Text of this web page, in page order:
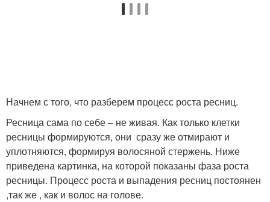
Начнем с того, что разберем процесс роста ресниц.
Ресница сама по себе – не живая. Как только клетки
ресницы формируются, они сразу же отмирают и
уплотняются, формируя волосяной стержень. Ниже
приведена картинка, на которой показаны фаза роста
ресницы. Процесс роста и выпадения ресниц постоянен
,так же , как и волос на голове.